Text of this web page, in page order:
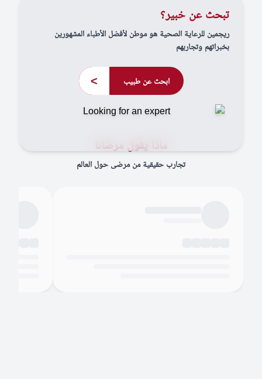
تبحث عن خبير؟
ريجمين للرعاية الصحية هو موطن لأفضل الأطباء المشهورين
بخبراتهم وتجاربهم
ابحث عن طبيب >
ماذا يقول مرضانا
تجارب حقيقية من مرضى حول العالم